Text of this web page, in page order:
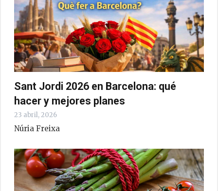
Sant Jordi 2026 en Barcelona: qué
hacer y mejores planes
23 abril, 2026
Núria Freixa